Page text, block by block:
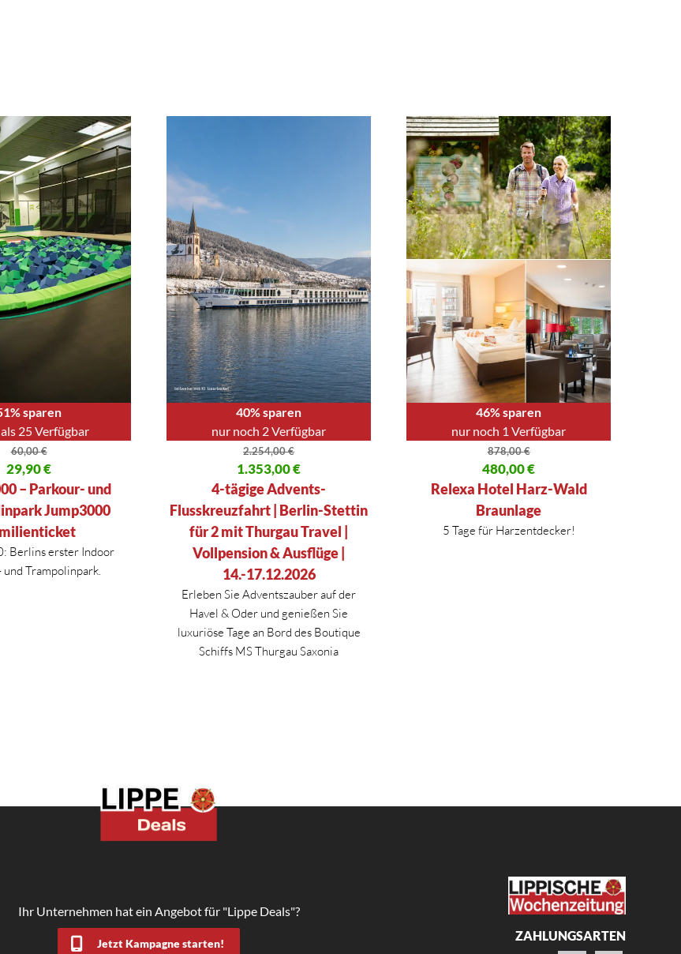
sparen
25 Verfügbar
60,00€
Preis war: 60,00 €
29,90€
ist: 29,90 €.
– Parkour- und
Jump3000
Berlins erster Indoor
und Trampolinpark.
40% sparen
nur noch 2 Verfügbar
2.254,00€
Ursprünglicher Preis war: 2.254,00 €
1.353,00€
Aktueller Preis ist: 1.353,00 €.
4-tägige Advents-
Flusskreuzfahrt | Berlin-Stettin
für 2 mit Thurgau Travel |
Vollpension & Ausflüge |
14.-17.12.2026
Erleben Sie Adventszauber auf der
Havel & Oder und genießen Sie
luxuriöse Tage an Bord des Boutique
Schiffs MS Thurgau Saxonia
46% sparen
nur noch 1 Verfügbar
878,00€
Ursprünglicher Preis war: 878,00 €
480,00€
Aktueller Preis ist: 480,00 €.
Relexa Hotel Harz-Wald
Braunlage
5 Tage für Harzentdecker!
Ihr Unternehmen hat ein Angebot für "Lippe Deals"?
Jetzt Kampagne starten!
ZAHLUNGSARTEN